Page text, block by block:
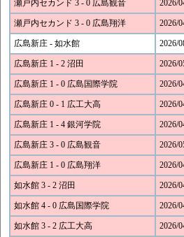
瀬戸内セカンド 3 - 0 広島観音 2026/
瀬戸内セカンド 3 - 0 広島翔洋 2026/
広島新庄 - 如水館 2026/
広島新庄 1 - 2 沼田 2026/
広島新庄 1 - 0 広島国際学院 2026/
広島新庄 0 - 1 広工大高 2026/
広島新庄 1 - 4 銀河学院 2026/
広島新庄 3 - 0 広島観音 2026/
広島新庄 1 - 0 広島翔洋 2026/
如水館 3 - 2 沼田 2026/
如水館 4 - 0 広島国際学院 2026/
如水館 3 - 2 広工大高 2026/